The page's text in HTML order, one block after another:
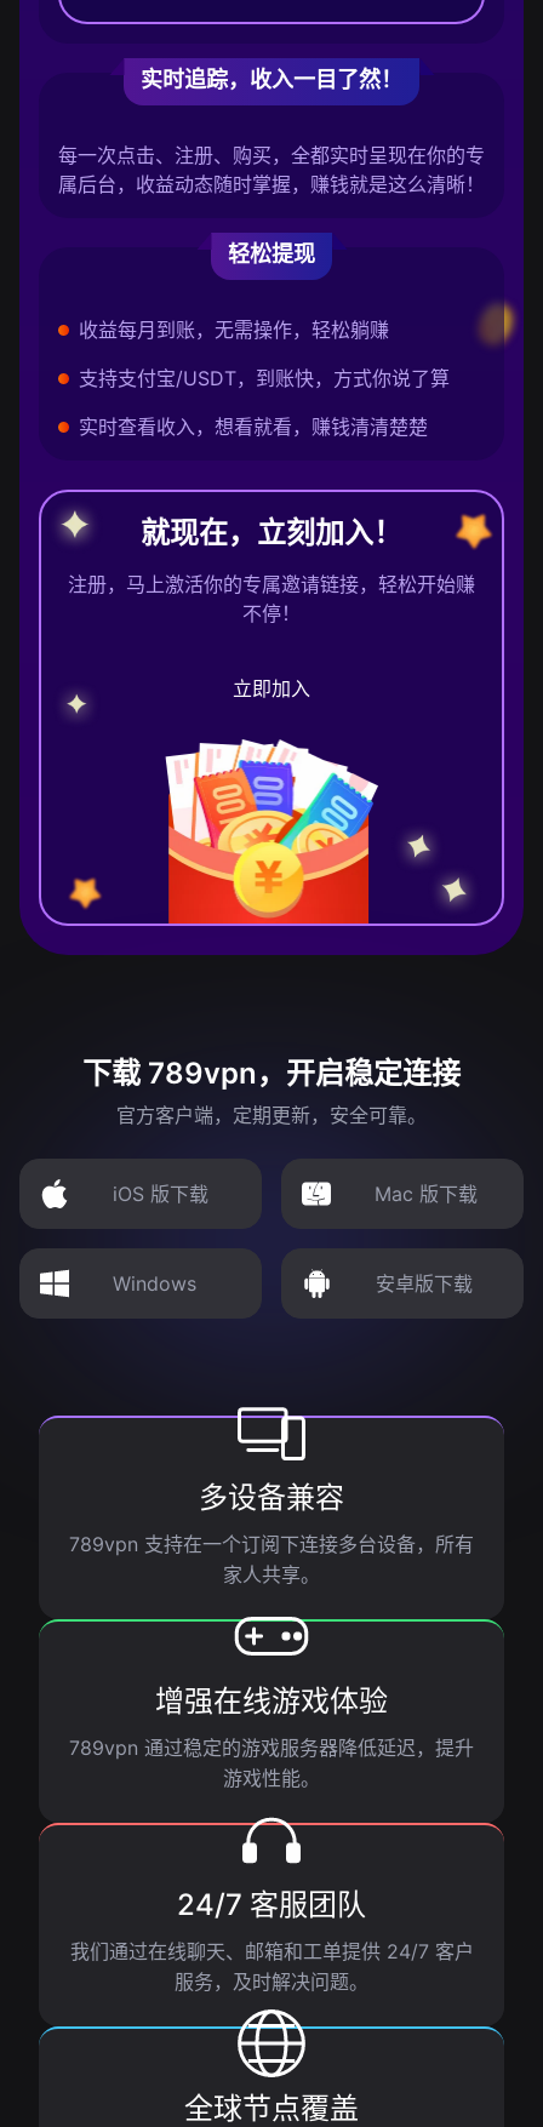
实时追踪，收入一目了然！
每一次点击、注册、购买，全都实时呈现在你的专
属后台，收益动态随时掌握，赚钱就是这么清晰！
轻松提现
收益每月到账，无需操作，轻松躺赚
支持支付宝/USDT，到账快，方式你说了算
实时查看收入，想看就看，赚钱清清楚楚
就现在，立刻加入！
注册，马上激活你的专属邀请链接，轻松开始赚
不停！
立即加入
下载 789vpn，开启稳定连接
官方客户端，定期更新，安全可靠。
iOS 版下载 Mac 版下载
Windows 安卓版下载
多设备兼容
789vpn 支持在一个订阅下连接多台设备，所有
家人共享。
增强在线游戏体验
789vpn 通过稳定的游戏服务器降低延迟，提升
游戏性能。
24/7 客服团队
我们通过在线聊天、邮箱和工单提供 24/7 客户
服务，及时解决问题。
全球节点覆盖